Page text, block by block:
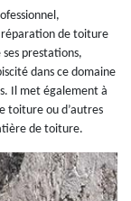
réparation de toiture
prestations,
dans ce domaine
Il met également à
toiture ou d’autres
de toiture.